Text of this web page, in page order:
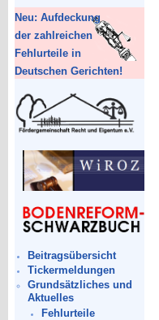
Neu: Aufdeckung
der zahlreichen
Fehlurteile in
Deutschen Gerichten!
Beitragsübersicht
Tickermeldungen
Grundsätzliches und
Aktuelles
Fehlurteile